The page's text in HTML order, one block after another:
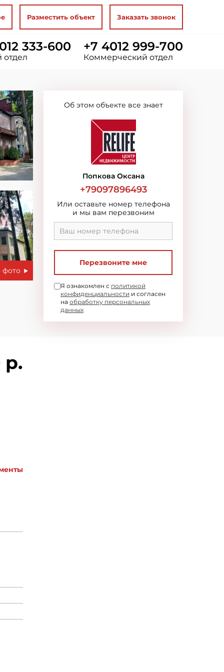
Разместить объект Заказать звонок
333-600 +7 4012 999-700
Коммерческий отдел
фото
Об этом объекте все знает
Попкова Оксана
+79097896493
Или оставьте номер телефона
и мы вам перезвоним
Перезвоните мне
Я ознакомлен с политикой
конфиденциальности и согласен
на обработку персональных
данных
р.